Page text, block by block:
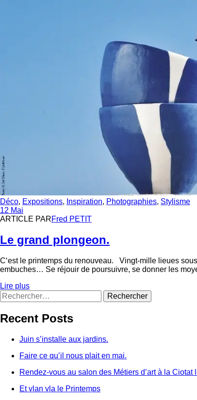
Catégories
Déco, Expositions, Inspiration, Photographies, Stylisme
12 Mai
ARTICLE PARFred PETIT
Le grand plongeon.
C‘est le printemps du renouveau. Vingt-mille lieues
embuches… Se réjouir de poursuivre, se donner les
Lire plus
Rechercher :
Recent Posts
Juin s’installe aux jardins.
Faire ce qu’il nous plait en mai.
Rendez-vous au salon des Métiers d’art à la Ciotat
Et vlan vla le Printemps